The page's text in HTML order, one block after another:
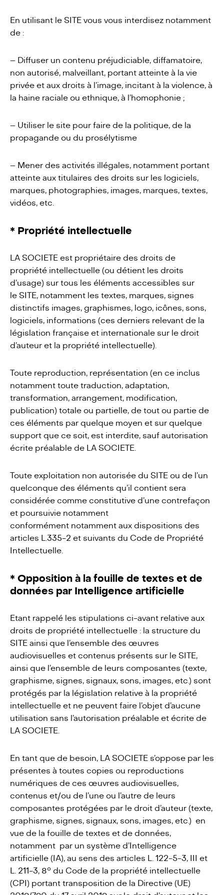
En utilisant le SITE vous vous interdisez notamment
de :
– Diffuser un contenu préjudiciable, diffamatoire,
non autorisé, malveillant, portant atteinte à la vie
privée et aux droits à l’image, incitant à la violence, à
la haine raciale ou ethnique, à l’homophonie ;
– Utiliser le site pour faire de la politique, de la
propagande ou du prosélytisme
– Mener des activités illégales, notamment portant
atteinte aux titulaires des droits sur les logiciels,
marques, photographies, images, marques, textes,
vidéos, etc.
* Propriété intellectuelle
LA SOCIETE est propriétaire des droits de
propriété intellectuelle (ou détient les droits
d’usage) sur tous les éléments accessibles sur
le SITE, notamment les textes, marques, signes
distinctifs images, graphismes, logo, icônes, sons,
logiciels, informations (ces derniers relevant de la
législation française et internationale sur le droit
d’auteur et la propriété intellectuelle).
Toute reproduction, représentation (en ce inclus
notamment toute traduction, adaptation,
transformation, arrangement, modification,
publication) totale ou partielle, de tout ou partie de
ces éléments par quelque moyen et sur quelque
support que ce soit, est interdite, sauf autorisation
écrite préalable de LA SOCIETE.
Toute exploitation non autorisée du SITE ou de l’un
quelconque des éléments qu’il contient sera
considérée comme constitutive d’une contrefaçon
et poursuivie notamment
conformément notamment aux dispositions des
articles L.335-2 et suivants du Code de Propriété
Intellectuelle.
* Opposition à la fouille de textes et de
données par Intelligence artificielle
Etant rappelé les stipulations ci-avant relative aux
droits de propriété intellectuelle : la structure du
SITE ainsi que l’ensemble des œuvres
audiovisuelles et contenus présents sur le SITE,
ainsi que l’ensemble de leurs composantes (texte,
graphisme, signes, signaux, sons, images, etc.) sont
protégés par la législation relative à la propriété
intellectuelle et ne peuvent faire l’objet d’aucune
utilisation sans l’autorisation préalable et écrite de
LA SOCIETE.
En tant que de besoin, LA SOCIETE s’oppose par les
présentes à toutes copies ou reproductions
numériques de ces œuvres audiovisuelles,
contenus et/ou de l’une ou l’autre de leurs
composantes protégées par le droit d’auteur (texte,
graphisme, signes, signaux, sons, images, etc.) en
vue de la fouille de textes et de données,
notamment par un système d’Intelligence
artificielle (IA), au sens des articles L. 122-5-3, III et
L. 211-3, 8° du Code de la propriété intellectuelle
(CPI) portant transposition de la Directive (UE)